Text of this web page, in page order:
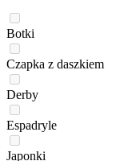
Botki
Czapka z daszkiem
Derby
Espadryle
Japonki